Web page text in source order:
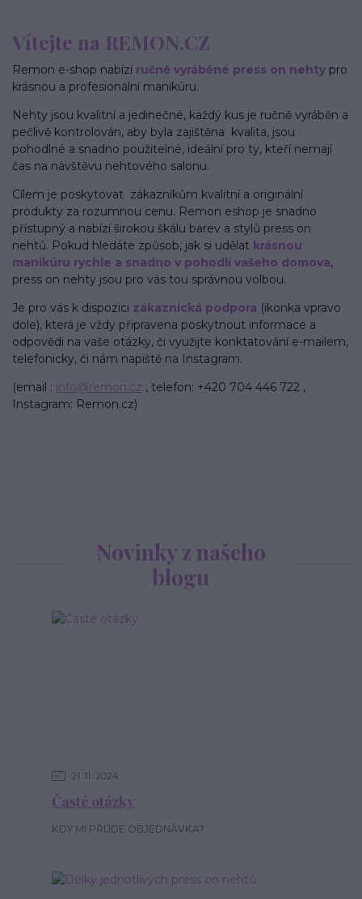
Vítejte na REMON.CZ
Remon e-shop nabízí ručně vyráběné press on nehty pro
krásnou a profesionální manikúru.
Nehty jsou kvalitní a jedinečné, každý kus je ručně vyráběn a
pečlivě kontrolován, aby byla zajištěna kvalita, jsou
pohodlné a snadno použitelné, ideální pro ty, kteří nemají
čas na návštěvu nehtového salonu.
Cílem je poskytovat zákazníkům kvalitní a originální
produkty za rozumnou cenu. Remon eshop je snadno
přístupný a nabízí širokou škálu barev a stylů press on
nehtů. Pokud hledáte způsob, jak si udělat krásnou
manikúru rychle a snadno v pohodlí vašeho domova,
press on nehty jsou pro vás tou správnou volbou.
Je pro vás k dispozici zákaznická podpora (ikonka vpravo
dole), která je vždy připravena poskytnout informace a
odpovědi na vaše otázky, či využijte konktatování e-mailem,
telefonicky, či nám napiště na Instagram.
(email : info@remon.cz , telefon: +420 704 446 722 ,
Instagram: Remon.cz)
Novinky z našeho
blogu
21 11 2024
Časté otázky
KDY MI PŘIJDE OBJEDNÁVKA?